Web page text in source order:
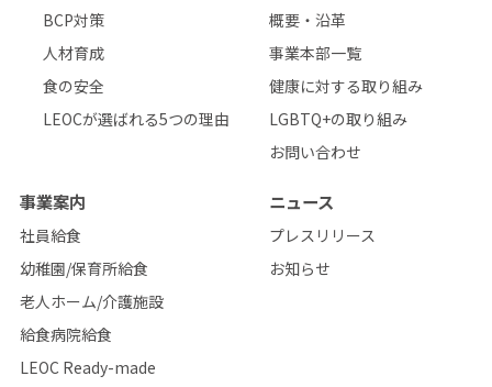
BCP対策
人材育成
食の安全
LEOCが選ばれる5つの理由
概要・沿革
事業本部一覧
健康に対する取り組み
LGBTQ+の取り組み
お問い合わせ
事業案内
社員給食
幼稚園/保育所給食
老人ホーム/介護施設
給食病院給食
LEOC Ready-made
ニュース
プレスリリース
お知らせ